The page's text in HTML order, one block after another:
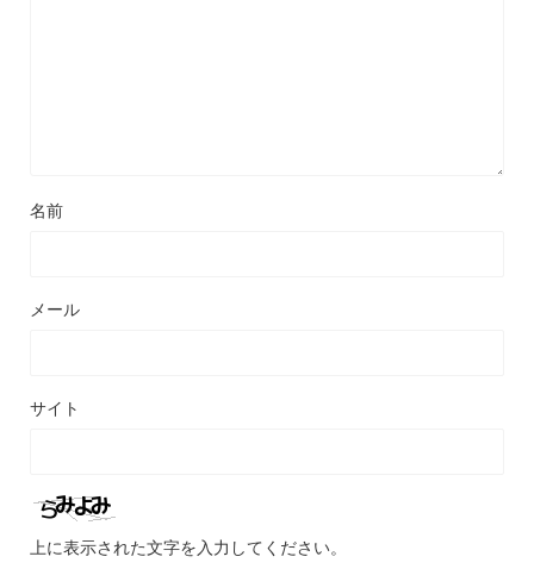
名前
メール
サイト
上に表示された文字を入力してください。